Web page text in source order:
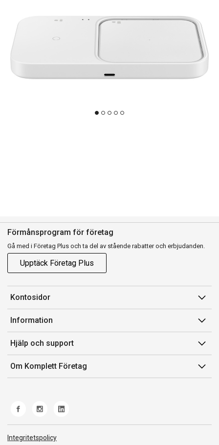
Förmånsprogram för företag
Gå med i Företag Plus och ta del av stående rabatter och erbjudanden.
Upptäck Företag Plus
Kontosidor
Mina sidor
Orderhistorik
Fakturor & Kvitton
Inköpslistor
Information
Försäljningsvillkor
Villkor för Komplett Företag Plus
Felsökning & guider
Hjälp och support
Kontakta oss
Kundservice
Frakt och leverans
Om Komplett Företag
Integritetspolicy